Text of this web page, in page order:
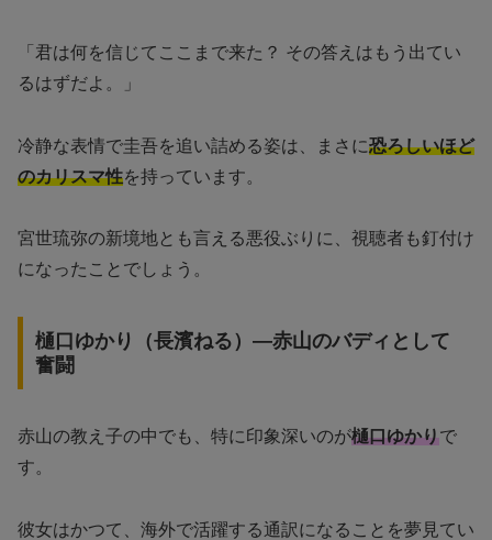
「君は何を信じてここまで来た？ その答えはもう出てい
るはずだよ。」
冷静な表情で圭吾を追い詰める姿は、まさに恐ろしいほど
のカリスマ性を持っています。
宮世琉弥の新境地とも言える悪役ぶりに、視聴者も釘付け
になったことでしょう。
樋口ゆかり（長濱ねる）—赤山のバディとして
奮闘
赤山の教え子の中でも、特に印象深いのが樋口ゆかりで
す。
彼女はかつて、海外で活躍する通訳になることを夢見てい